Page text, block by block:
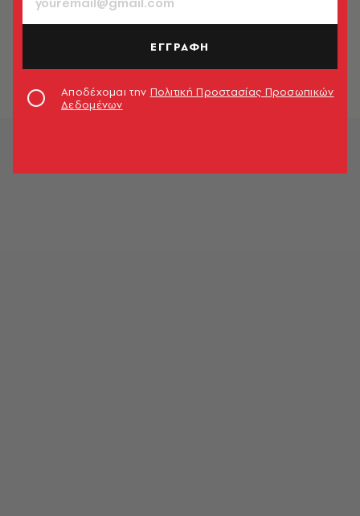
ΕΓΓΡΑΦΗ
Αποδέχομαι την Πολιτική Προστασίας Προσωπικών
Δεδομένων